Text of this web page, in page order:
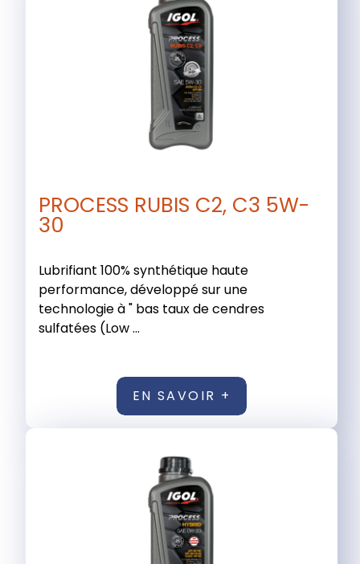
PROCESS RUBIS C2, C3 5W-
30
Lubrifiant 100% synthétique haute
performance, développé sur une
technologie à " bas taux de cendres
sulfatées (Low ...
EN SAVOIR +